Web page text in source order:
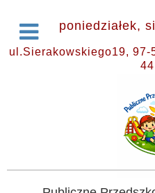
poniedziałek,
ul.Sierakowskiego19, 97-